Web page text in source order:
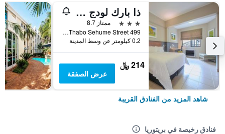
ذا بارك لودج هوتل
3 نجوم
ممتاز 8.7
499 Thabo Sehume Street, بريتوريا, محافظة غاوتينج, جنوب أفريقيا
0.2 كيلومتر عن وسط المدينة
214 ﷼
عرض الصفقة
شاهد المزيد من الفنادق القريبة
فنادق رخيصة في بريتوريا